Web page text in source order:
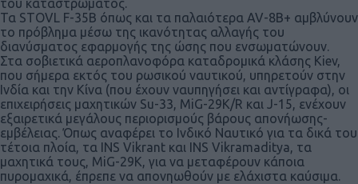
Τα STOVL F-35B όπως και τα παλαιότερα AV-8B+ αμβλύνουν
το πρόβλημα μέσω της ικανότητας αλλαγής του
διανύσματος εφαρμογής της ώσης που ενσωματώνουν.
Στα σοβιετικά αεροπλανοφόρα καταδρομικά κλάσης Kiev,
που σήμερα εκτός του ρωσικού ναυτικού, υπηρετούν στην
Ινδία και την Κίνα (που έχουν ναυπηγήσει και αντίγραφα), οι
επιχειρήσεις μαχητικών Su-33, MiG-29K/R και J-15, ενέχουν
εξαιρετικά μεγάλους περιορισμούς βάρους απονήωσης-
εμβέλειας. Όπως αναφέρει το Ινδικό Ναυτικό για τα δικά του
τέτοια πλοία, τα INS Vikrant και INS Vikramaditya, τα
μαχητικά τους, MiG-29K, για να μεταφέρουν κάποια
πυρομαχικά, έπρεπε να απονηωθούν με ελάχιστα καύσιμα.